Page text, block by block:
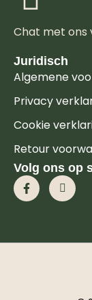
Chat met ons
Juridisch
Algemene
Privacy
Cookie
Retour
Volg ons op